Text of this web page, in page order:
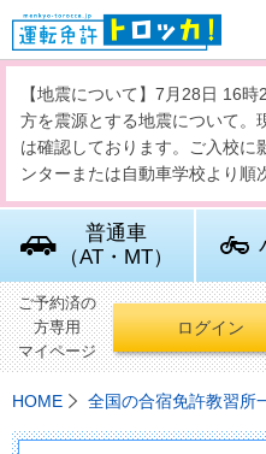
【地震について】7月28日 16
方を震源とする地震について。
は確認しております。ご入校に
ンターまたは自動車学校より順
普通車
（AT・MT）
ご予約済の
方専用
マイページ
ログイン
HOME 全国の合宿免許教習所